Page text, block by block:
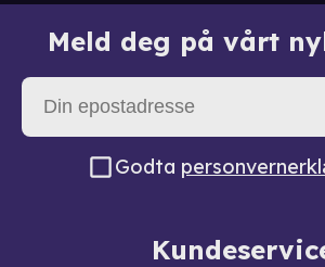
Meld deg på vårt
Godta